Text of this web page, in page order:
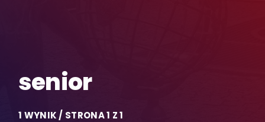
senior
1 WYNIK / STRONA 1 Z 1